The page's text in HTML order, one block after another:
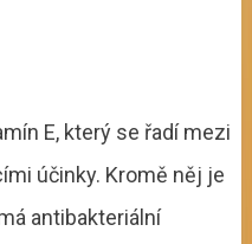
E, který se řadí mezi
účinky. Kromě něj je
antibakteriální